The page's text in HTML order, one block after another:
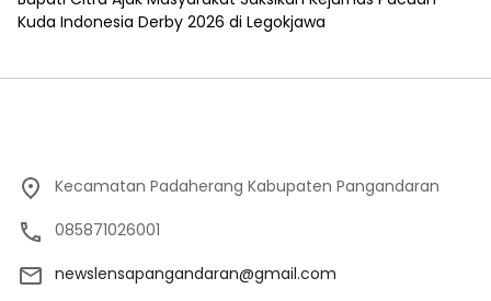
Kuda Indonesia Derby 2026 di Legokjawa
Kecamatan Padaherang Kabupaten Pangandaran
085871026001
newslensapangandaran@gmail.com